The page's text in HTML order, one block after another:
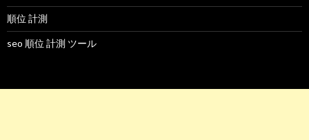
順位 計測
seo 順位 計測 ツール